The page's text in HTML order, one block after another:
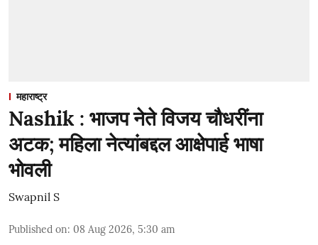
महाराष्ट्र
Nashik : भाजप नेते विजय चौधरींना
अटक; महिला नेत्यांबद्दल आक्षेपार्ह भाषा
भोवली
Swapnil S
Published on: 08 Aug 2026, 5:30 am